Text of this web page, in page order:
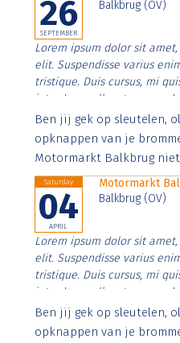
26
SEPTEMBER
Balkbrug (OV)
Lorem ipsum dolor sit
elit. Suspendisse varius
tristique. Duis cursus, mi
interdum nulla, ut
Aenean faucibus nibh et
imperdiet. Nunc ut sem
Ben jij gek op sleutelen,
opknappen van je
Motormarkt Balkbrug niet
Saturday
04
APRIL
Motormarkt
Balkbrug (OV)
Lorem ipsum dolor sit
elit. Suspendisse varius
tristique. Duis cursus, mi
interdum nulla, ut
Aenean faucibus nibh et
imperdiet. Nunc ut sem
Ben jij gek op sleutelen,
opknappen van je